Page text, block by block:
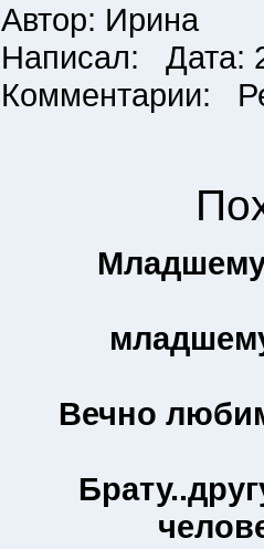
Автор: Ирина
Написал: Дата:
Комментарии:
Вечно